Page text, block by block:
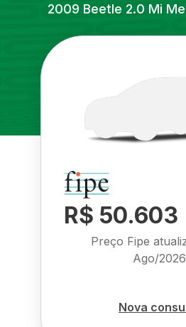
2009 Beetle 2.0 Mi
R$ 50.603
Preço Fipe
Ago/2026
Nova